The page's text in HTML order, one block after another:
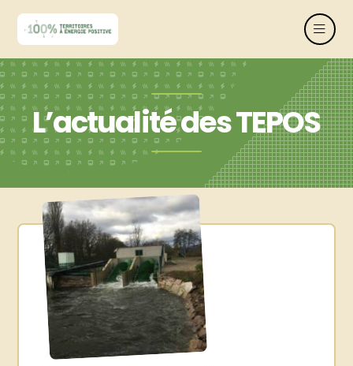
L’actualité des TEPOS